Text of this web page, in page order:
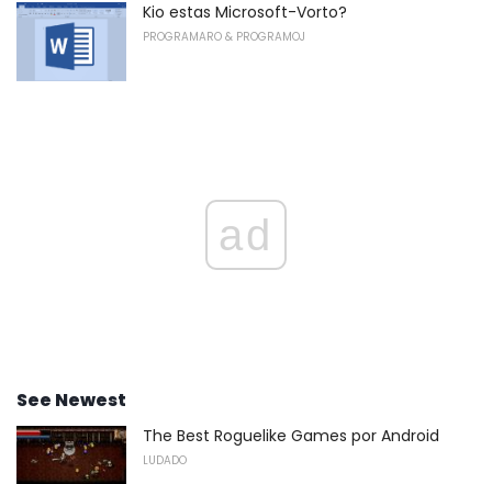
Kio estas Microsoft-Vorto?
PROGRAMARO & PROGRAMOJ
ad
See Newest
The Best Roguelike Games por Android
LUDADO